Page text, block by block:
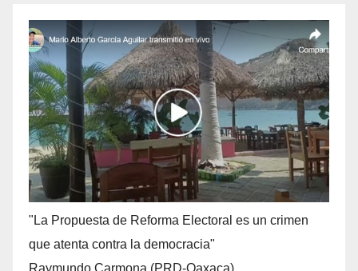
"La Propuesta de Reforma Electoral es un crimen
que atenta contra la democracia"
Raymundo Carmona (PRD-Oaxaca).